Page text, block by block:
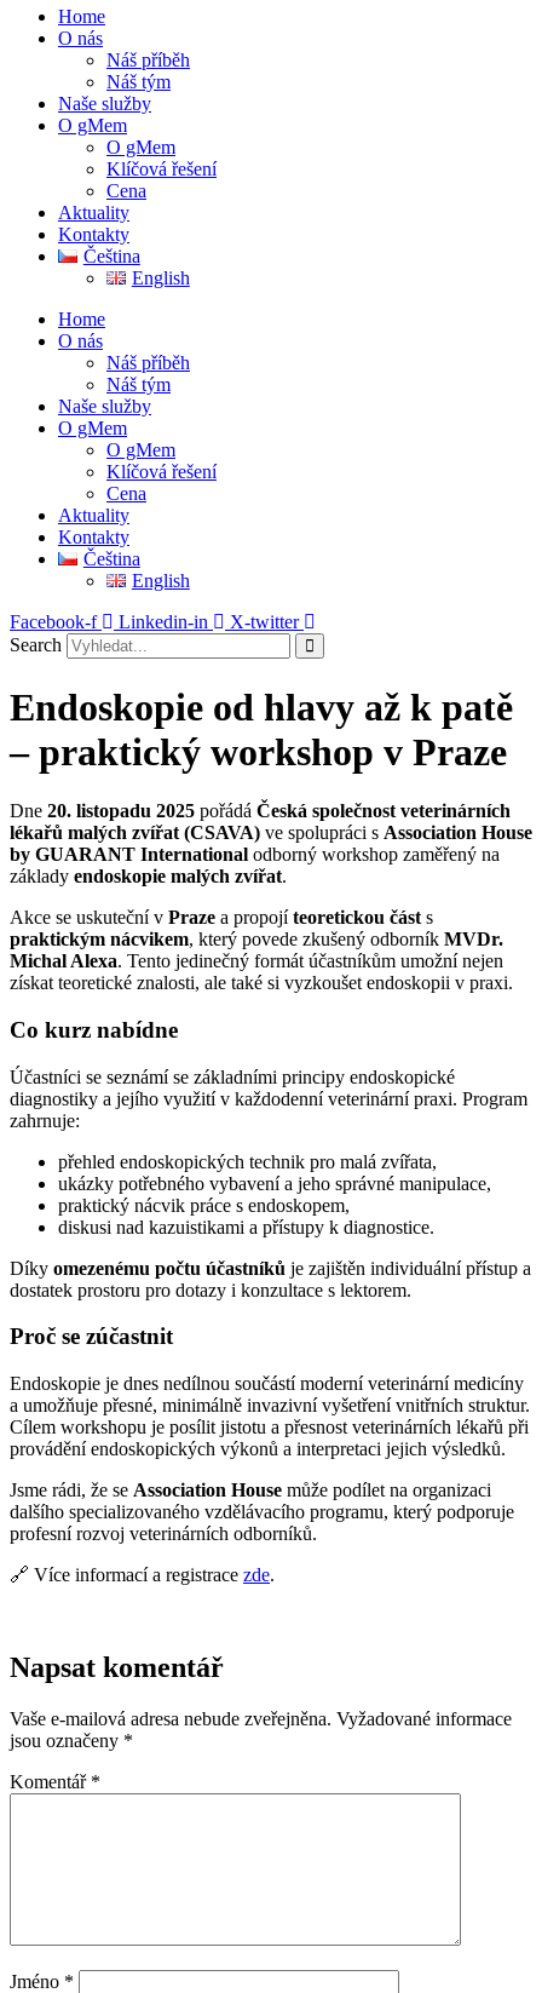
Home
O nás
Náš příběh
Náš tým
Naše služby
O gMem
O gMem
Klíčová řešení
Cena
Aktuality
Kontakty
Čeština
English
Home
O nás
Náš příběh
Náš tým
Naše služby
O gMem
O gMem
Klíčová řešení
Cena
Aktuality
Kontakty
Čeština
English
Facebook-f
Linkedin-in
X-twitter
Search
Endoskopie od hlavy až k patě
– praktický workshop v Praze
Dne 20. listopadu 2025 pořádá Česká společnost veterinárních
lékařů malých zvířat (CSAVA) ve spolupráci s Association House
by GUARANT International odborný workshop zaměřený na
základy endoskopie malých zvířat.
Akce se uskuteční v Praze a propojíteoretickou část s
praktickým nácvikem, který povede zkušený odborník MVDr.
Michal Alexa. Tento jedinečný formát účastníkům umožní nejen
získat teoretické znalosti, ale také si vyzkoušet endoskopii v praxi.
Co kurz nabídne
Účastníci se seznámí se základními principy endoskopické
diagnostiky a jejího využití v každodenní veterinární praxi. Program
zahrnuje:
přehled endoskopických technik pro malá zvířata,
ukázky potřebného vybavení a jeho správné manipulace,
praktický nácvik práce s endoskopem,
diskusi nad kazuistikami a přístupy k diagnostice.
Díky omezenému počtu účastníků je zajištěn individuální přístup a
dostatek prostoru pro dotazy i konzultace s lektorem.
Proč se zúčastnit
Endoskopie je dnes nedílnou součástí moderní veterinární medicíny
a umožňuje přesné, minimálně invazivní vyšetření vnitřních struktur.
Cílem workshopu je posílit jistotu a přesnost veterinárních lékařů při
provádění endoskopických výkonů a interpretaci jejich výsledků.
Jsme rádi, že se Association House může podílet na organizaci
dalšího specializovaného vzdělávacího programu, který podporuje
profesní rozvoj veterinárních odborníků.
🔗 Více informací a registrace zde.
Napsat komentář
Vaše e-mailová adresa nebude zveřejněna. Vyžadované informace
jsou označeny *
Komentář *
Jméno *